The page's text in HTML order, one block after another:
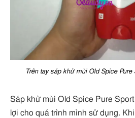
Trên tay sáp khử mùi Old Spice Pure
Sáp khử mùi Old Spice Pure
lợi cho quá trình mình sử dụng.